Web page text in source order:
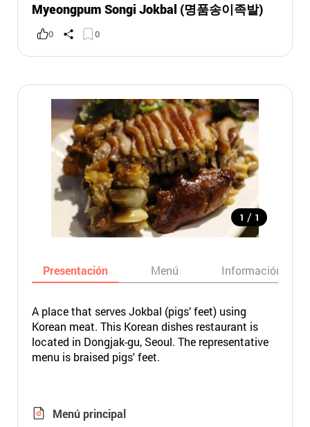
Myeongpum Songi Jokbal (명품송이족발)
0 0
1 / 1
Presentación Menú Información
A place that serves Jokbal (pigs’ feet) using
Korean meat. This Korean dishes restaurant is
located in Dongjak-gu, Seoul. The representative
menu is braised pigs' feet.
Menú principal